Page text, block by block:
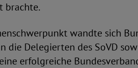
brachte.
wandte sich
die Delegierten des SoVD
erfolgreiche